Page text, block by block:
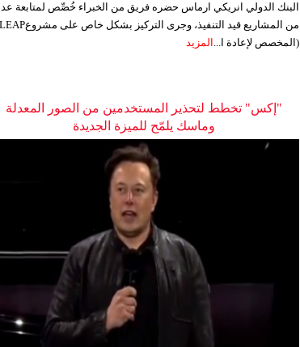
البنك الدولي انريكي ارماس حضره فريق من الخبراء خُصِّص لمتابعة
(المخصص لإعادة ا... المزيد
"إكس" تخطط لتحذير المستخدمين من الصور المعدلة
وماسك يلمّح للميزة الجديدة